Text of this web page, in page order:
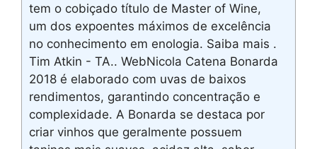
tem o cobiçado título de Master of Wine,
um dos expoentes máximos de excelência
no conhecimento em enologia. Saiba mais .
Tim Atkin - TA.. WebNicola Catena Bonarda
2018 é elaborado com uvas de baixos
rendimentos, garantindo concentração e
complexidade. A Bonarda se destaca por
criar vinhos que geralmente possuem